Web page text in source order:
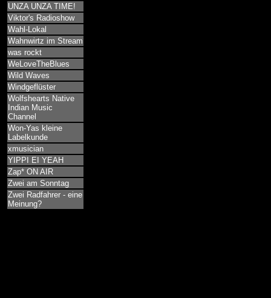
UNZA UNZA TIME!
Viktor's Radioshow
Wahl-Lokal
Wahnwirtz im Stream
was rockt
WeLoveTheBlues
Wild Waves
Windgeflüster
Wolfshearts Native
Indian Music
Channel
Won-Yas kleine
Labelkunde
xmusician
YIPPI EI YEAH
Zap* ON AIR
Zwei am Sonntag
Zwei Radfahrer - eine
Meinung?